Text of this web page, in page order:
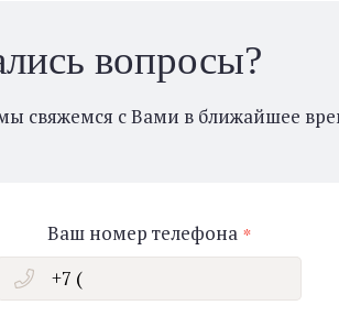
вопросы?
свяжемся с Вами в ближайшее
Ваш номер телефона